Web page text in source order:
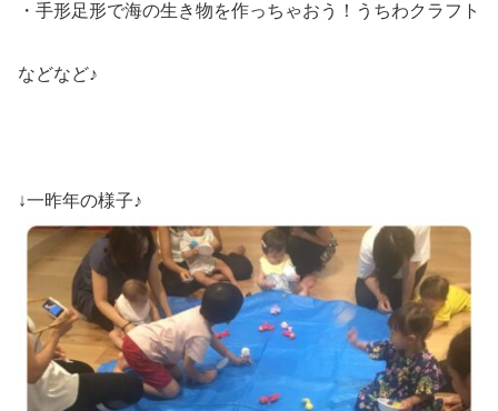
・手形足形で海の生き物を作っちゃおう！うちわクラフト
などなど♪
↓一昨年の様子♪